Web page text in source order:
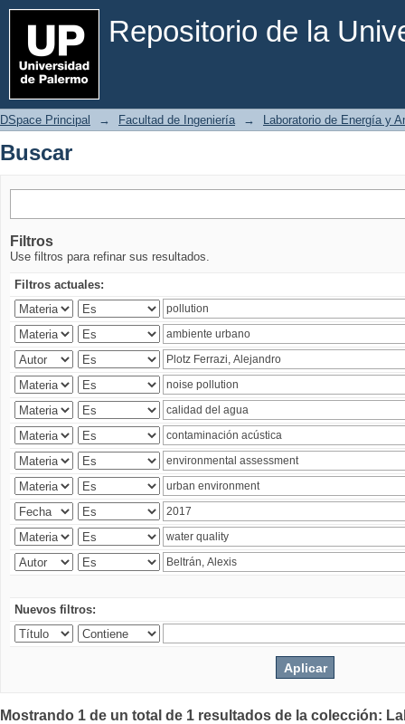
Repositorio de la
Buscar
DSpace Principal → Facultad de Ingeniería → Laboratorio de Energía y
Buscar
Filtros
Use filtros para refinar sus resultados.
Filtros actuales:
Nuevos filtros:
Mostrando 1 de un total de 1 resultados de la colección: